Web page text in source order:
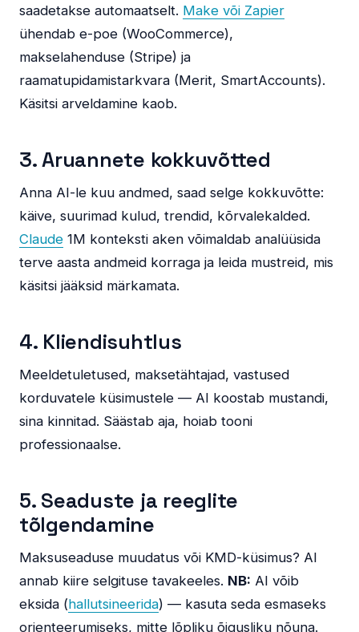
saadetakse automaatselt. Make või Zapier
ühendab e-poe (WooCommerce),
makselahenduse (Stripe) ja
raamatupidamistarkvara (Merit, SmartAccounts).
Käsitsi arveldamine kaob.
3. Aruannete kokkuvõtted
Anna AI-le kuu andmed, saad selge kokkuvõtte:
käive, suurimad kulud, trendid, kõrvalekalded.
Claude 1M konteksti aken võimaldab analüüsida
terve aasta andmeid korraga ja leida mustreid, mis
käsitsi jääksid märkamata.
4. Kliendisuhtlus
Meeldetuletused, maksetähtajad, vastused
korduvatele küsimustele — AI koostab mustandi,
sina kinnitad. Säästab aja, hoiab tooni
professionaalse.
5. Seaduste ja reeglite
tõlgendamine
Maksuseaduse muudatus või KMD-küsimus? AI
annab kiire selgituse tavakeeles. NB: AI võib
eksida (hallutsineerida) — kasuta seda esmaseks
orienteerumiseks, mitte lõpliku õigusliku nõuna.